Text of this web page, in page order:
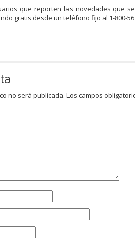
que reporten las novedades que
gratis desde un teléfono fijo al 1-800-
no será publicada. Los campos